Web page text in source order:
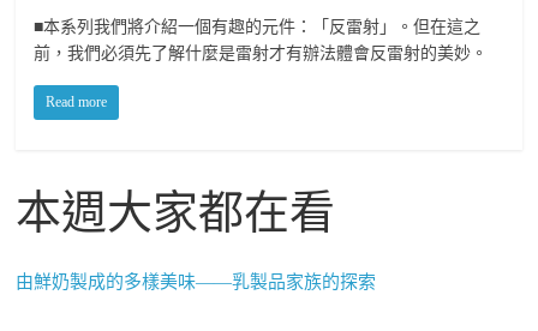
■本系列我們將介紹一個有趣的元件：「反雷射」。但在這之
前，我們必須先了解什麼是雷射才有辦法體會反雷射的美妙。
Read more
本週大家都在看
由鮮奶製成的多樣美味——乳製品家族的探索